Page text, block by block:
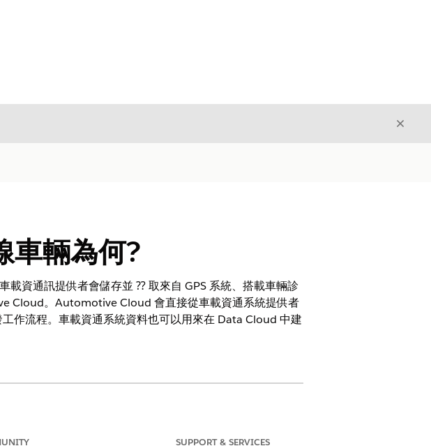
結束
輛為何?
資通訊提供者會儲存並 ⁇ 取來自 GPS 系統、搭載車輛診
Cloud。Automotive Cloud 會直接從車載資通系統提供者
作流程。車載資通系統資料也可以用來在 Data Cloud 中建
SUPPORT & SERVICES